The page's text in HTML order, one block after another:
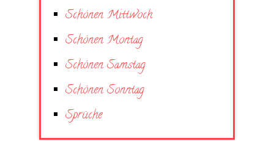
Schönen Mittwoch
Schönen Montag
Schönen Samstag
Schönen Sonntag
Sprüche